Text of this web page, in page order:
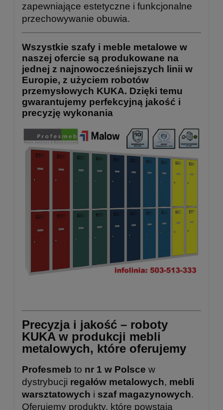
zapewniające estetyczne i funkcjonalne
przechowywanie obuwia.
Wszystkie szafy i meble metalowe w
naszej ofercie są produkowane na
jednej z najnowocześniejszych linii w
Europie, z użyciem robotów
przemysłowych KUKA. Dzięki temu
gwarantujemy perfekcyjną jakość i
precyzję wykonania
Precyzja i jakość – roboty
KUKA w produkcji mebli
metalowych, które oferujemy
Profesmeb to nr 1 w Polsce w
dystrybucji regałów metalowych, mebli
warsztatowych i szaf magazynowych.
Oferujemy produkty, które powstają